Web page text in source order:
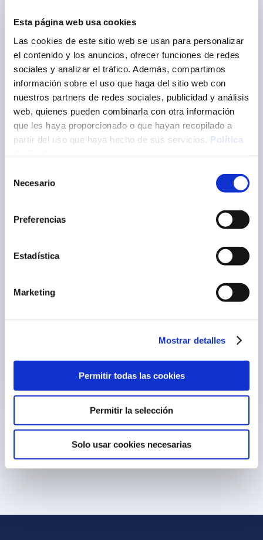
Esta página web usa cookies
Las cookies de este sitio web se usan para personalizar
el contenido y los anuncios, ofrecer funciones de redes
sociales y analizar el tráfico. Además, compartimos
información sobre el uso que haga del sitio web con
nuestros partners de redes sociales, publicidad y análisis
web, quienes pueden combinarla con otra información
que les haya proporcionado o que hayan recopilado a
partir del uso que haya hecho de sus servicios. Política
Necesario
Preferencias
Estadística
Marketing
Mostrar detalles
Permitir todas las cookies
Permitir la selección
Solo usar cookies necesarias
Adjunta tu CV y cuéntanos por qué eres
la persona idónea para este puesto.
Solicita el puesto vacante
Solicita el puesto vacante
Carta de presentación
Política de PrivacidadyCondiciones del Servicio
Aplican.